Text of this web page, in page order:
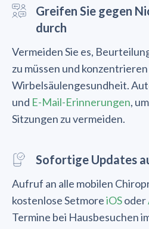
Greifen Sie gegen
durch
Vermeiden Sie es,
zu müssen und konzentrieren
Wirbelsäulengesundheit.
und E-Mail-Erinnerungen,
Sitzungen zu vermeiden.
Sofortige Updates
Aufruf an alle mobilen
kostenlose SetmoreiOSoder
Termine bei Hausbesuchen